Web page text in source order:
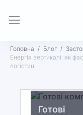
Головна Блог
Енергія вертикалі: як
логістиці
Готові